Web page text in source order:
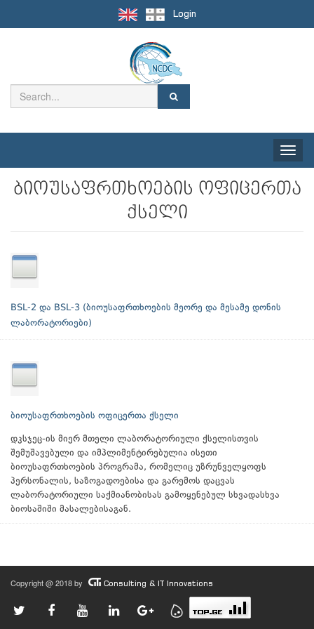
Login
Toggle
ბიოუსაფრთხოების ოფიცერთა
ქსელი
BSL-2 და BSL-3 (ბიოუსაფრთხოების მეორე და მესამე დონის
ლაბორატორიები)
ბიოუსაფრთხოების ოფიცერთა ქსელი
დკსჯეც-ის მიერ მთელი ლაბორატორიული ქსელისთვის
შემუშავებული და იმპლიმენტირებულია ისეთი
ბიოუსაფრთხოების პროგრამა, რომელიც უზრუნველყოფს
პერსონალის, საზოგადოებისა და გარემოს დაცვას
ლაბორატორიული საქმიანობისას გამოყენებულ სხვადასხვა
ბიოსაშიში მასალებისაგან.
Copyright @ 2018 by Consulting & IT Innovations